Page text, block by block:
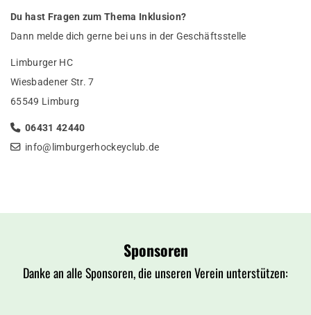
Du hast Fragen zum Thema Inklusion?
Dann melde dich gerne bei uns in der Geschäftsstelle
Limburger HC
Wiesbadener Str. 7
65549 Limburg
06431 42440
info@limburgerhockeyclub.de
Sponsoren
Danke an alle Sponsoren, die unseren Verein unterstützen: